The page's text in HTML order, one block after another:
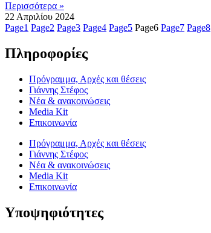
Περισσότερα »
22 Απριλίου 2024
Page1 Page2 Page3 Page4 Page5 Page6 Page7 Page8
Πληροφορίες
Πρόγραμμα, Αρχές και θέσεις
Γιάννης Στέφος
Νέα & ανακοινώσεις
Media Kit
Επικοινωνία
Πρόγραμμα, Αρχές και θέσεις
Γιάννης Στέφος
Νέα & ανακοινώσεις
Media Kit
Επικοινωνία
Υποψηφιότητες